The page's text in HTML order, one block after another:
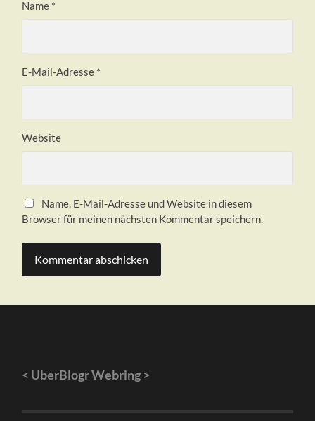
Name *
E-Mail-Adresse *
Website
Name, E-Mail-Adresse und Website in diesem
Browser für meinen nächsten Kommentar speichern.
< UberBlogr Webring >